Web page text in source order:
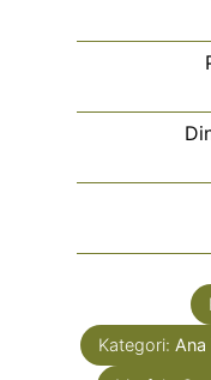
Kategori: Ana